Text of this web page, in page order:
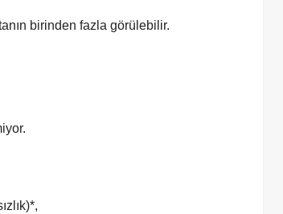
birinden fazla görülebilir.